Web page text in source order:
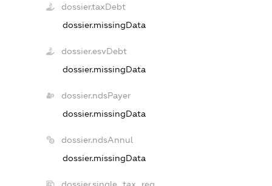
dossier.taxDebt
dossier.missingData
dossier.esvDebt
dossier.missingData
dossier.ndsPayer
dossier.missingData
dossier.ndsAnnul
dossier.missingData
dossier.single_tax_reg